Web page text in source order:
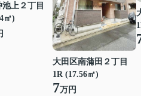
上２丁目
㎡)
大田区南蒲田２丁目
1R (17.56㎡)
7万円